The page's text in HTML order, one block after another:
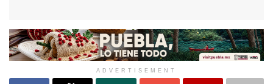
ADVERTISEMENT